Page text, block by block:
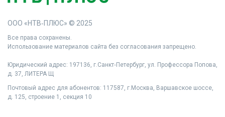
ООО «НТВ‑ПЛЮС» © 2025
Все права сохранены.
Использование материалов сайта без согласования запрещено.
Юридический адрес: 197136, г.Санкт‑Петербург, ул. Профессора Попова,
д. 37, ЛИТЕРА Щ
Почтовый адрес для абонентов: 117587, г.Москва, Варшавское шоссе,
д. 125, строение 1, секция 10